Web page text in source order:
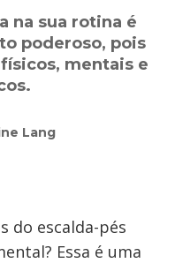
na sua rotina é
poderoso, pois
mentais e
Lang
do escalda-pés
Essa é uma